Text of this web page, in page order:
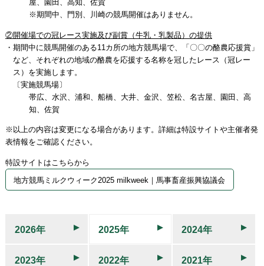
屋、園田、高知、佐賀
※期間中、門別、川崎の競馬開催はありません。
②開催場での冠レース実施及び副賞（牛乳・乳製品）の提供
・期間中に競馬開催のある11カ所の地方競馬場で、「〇〇の酪農応援賞」
など、それぞれの地域の酪農を応援する名称を冠したレース（冠レー
ス）を実施します。
〔実施競馬場〕
帯広、水沢、浦和、船橋、大井、金沢、笠松、名古屋、園田、高
知、佐賀
※以上の内容は変更になる場合があります。詳細は特設サイトや主催者発
表情報をご確認ください。
特設サイトはこちらから
地方競馬ミルクウィーク2025 milkweek｜馬事畜産振興協議会
2026年 2025年 2024年
2023年 2022年 2021年